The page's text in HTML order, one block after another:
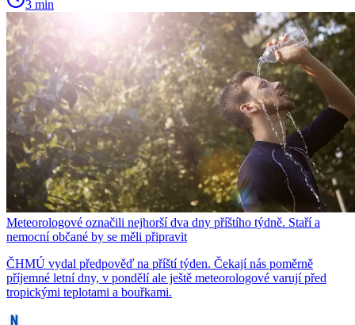
3 min
Meteorologové označili nejhorší dva dny příštího týdně. Staří a
nemocní občané by se měli připravit
ČHMÚ vydal předpověď na příští týden. Čekají nás poměrně
příjemné letní dny, v pondělí ale ještě meteorologové varují před
tropickými teplotami a bouřkami.